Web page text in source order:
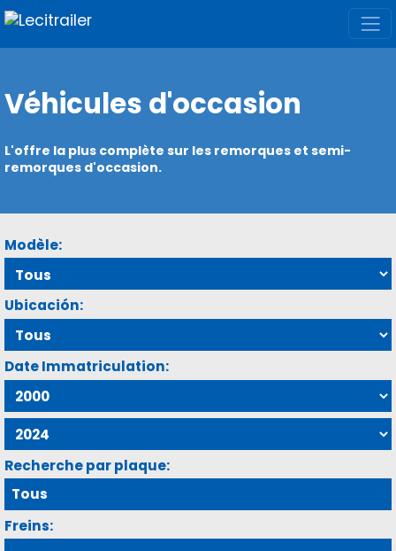
Véhicules d'occasion
L'offre la plus complète sur les remorques et semi-
remorques d'occasion.
Modèle:
Ubicación:
Date Immatriculation:
Recherche par plaque:
Freins: